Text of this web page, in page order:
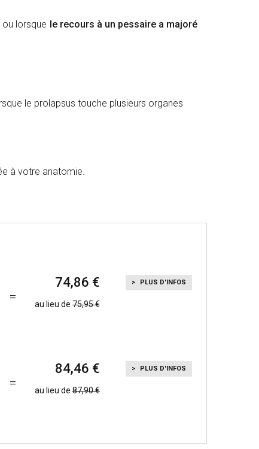
ou lorsque le recours à un pessaire a majoré
le prolapsus touche plusieurs organes
à votre anatomie.
74,86
au lieu de75,95
PLUS D'INFOS
84,46
au lieu de87,90
PLUS D'INFOS